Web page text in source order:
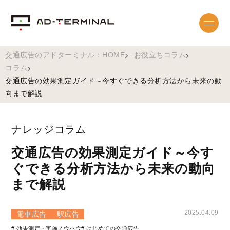
交通広告のアドターミナル：HOME
お役立ちコラム
コラム
交通広告の効果測定ガイド～今すぐできる分析方法から未来の動
向まで解説
ナレッジコラム
交通広告の効果測定ガイド～今す
ぐできる分析方法から未来の動向
まで解説
電車広告 駅広告 2025.04.09
# 効果測定・実施ノウハウ# はじめての交通広告